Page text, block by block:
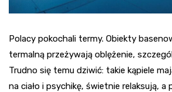
Polacy pokochali termy. Obiekty
termalną przeżywają oblężenie,
Trudno się temu dziwić: takie kąpiele
na ciało i psychikę, świetnie relaksują,